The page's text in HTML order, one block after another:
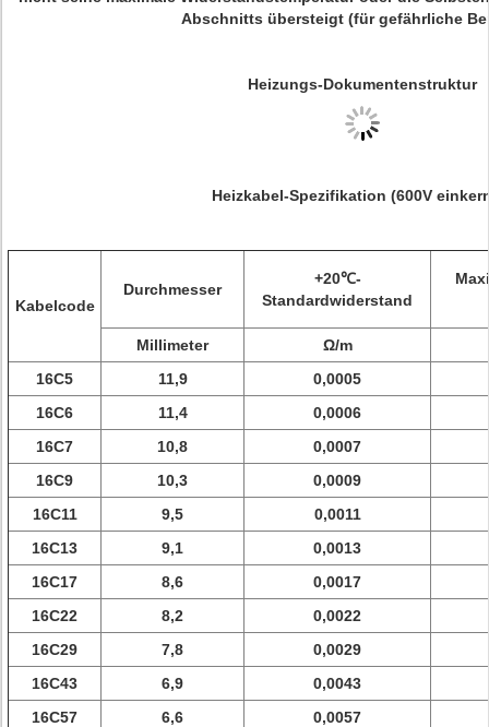
Abschnitts übersteigt (für gefährliche
Heizungs-Dokumentenstruktur
Heizkabel-Spezifikation (600V
Kabelcode
Durchmesser
+20℃-
Standardwiderstand
Millimeter
Ω/m
16C5
11,9
0,0005
16C6
11,4
0,0006
16C7
10,8
0,0007
16C9
10,3
0,0009
16C11
9,5
0,0011
16C13
9,1
0,0013
16C17
8,6
0,0017
16C22
8,2
0,0022
16C29
7,8
0,0029
16C43
6,9
0,0043
16C57
6,6
0,0057